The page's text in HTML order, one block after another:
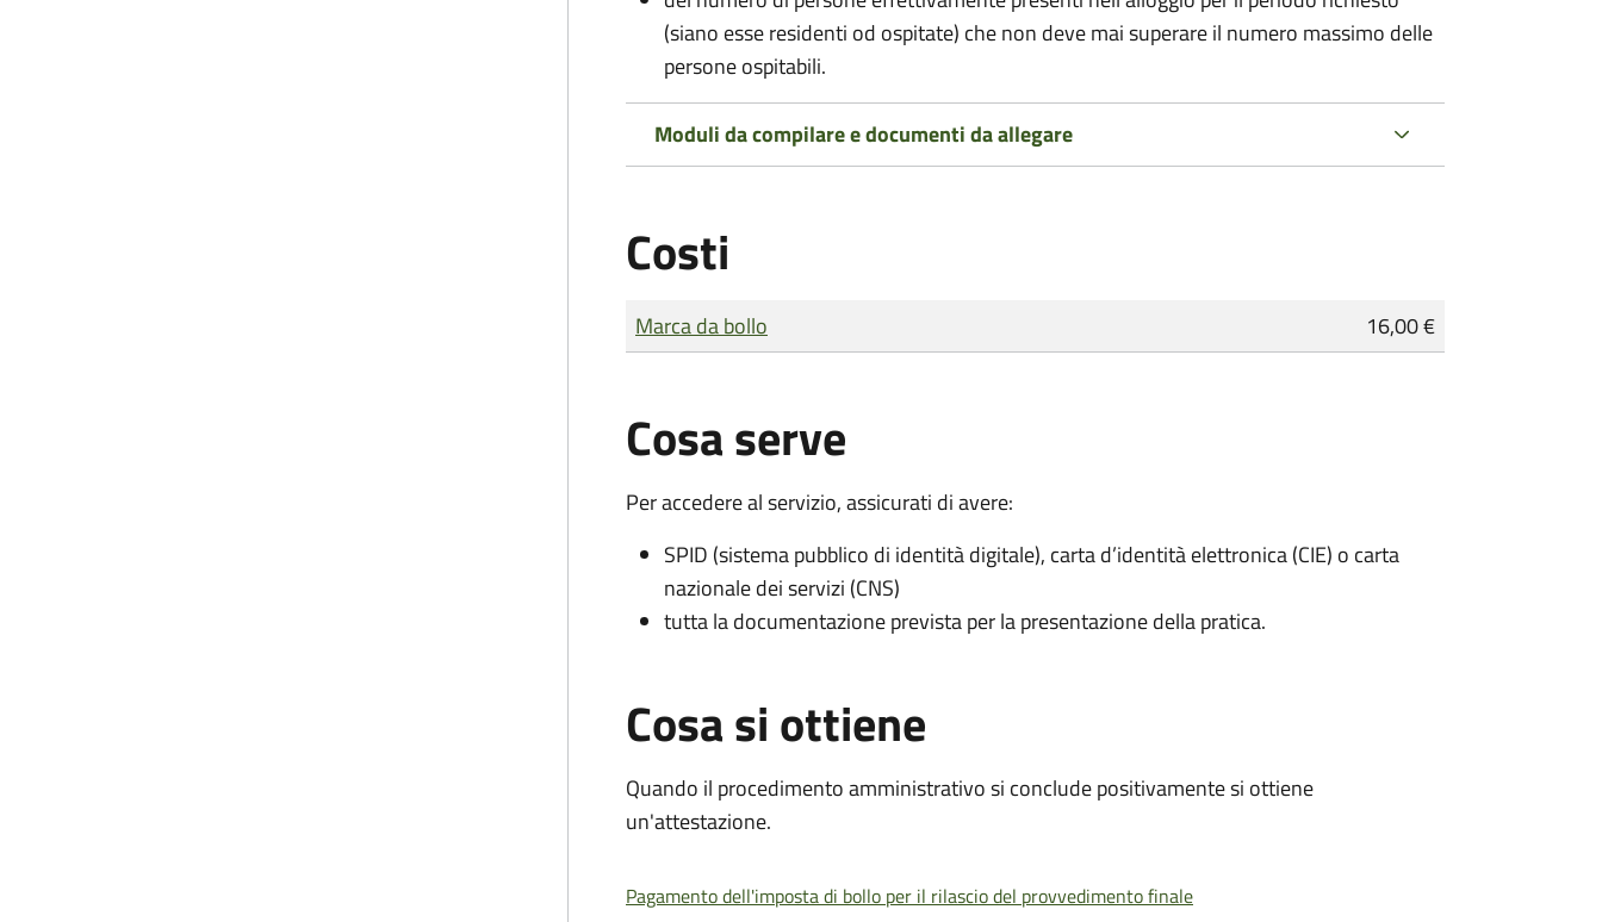
(siano esse residenti od ospitate) che non deve mai superare il numero massimo delle
persone ospitabili.
Moduli da compilare e documenti da allegare
Costi
Tipo di pagamento
Importo
Marca da bollo 16,00 €
Cosa serve
Per accedere al servizio, assicurati di avere:
SPID (sistema pubblico di identità digitale), carta d’identità elettronica (CIE) o carta
nazionale dei servizi (CNS)
tutta la documentazione prevista per la presentazione della pratica.
Cosa si ottiene
Quando il procedimento amministrativo si conclude positivamente si ottiene
un'attestazione.
Pagamento dell'imposta di bollo per il rilascio del provvedimento finale